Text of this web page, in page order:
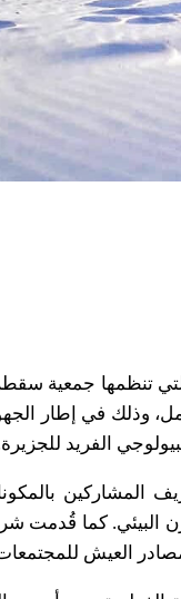
تنظمها جمعية
وذلك في إطار
الفريد
البيئي. كما قُدمت
العيش